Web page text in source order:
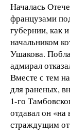
Началась
французами
губернии, как
начальником
Ушакова.
адмирал
Вместе с тем
для раненых,
1-го
отдавал он
страждущим от